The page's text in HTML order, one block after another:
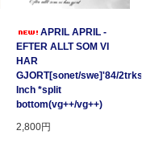
APRIL APRIL -
EFTER ALLT SOM VI
HAR
GJORT[sonet/swe]'84/2trks.7
Inch *split
bottom(vg++/vg++)
2,800円